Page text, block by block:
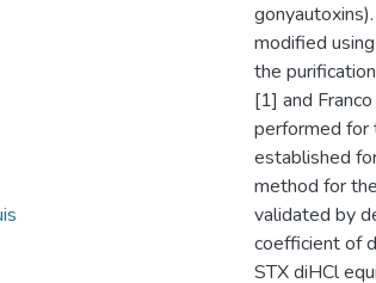
modified
the
[1] and
performed for
established
method for
validated by
coefficient of
STX diHCl